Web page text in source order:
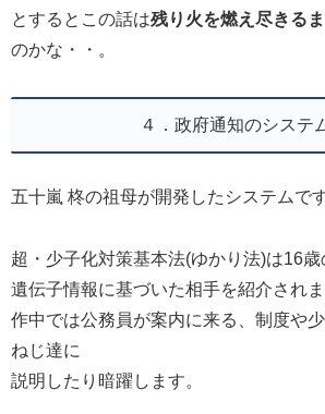
とするとこの話は残り火を燃え尽きる
のかな・・。
４．政府通知のシステ
五十嵐 柊の祖母が開発したシステムです
超・少子化対策基本法(ゆかり法)は16
遺伝子情報に基づいた相手を紹介されま
作中では公務員が案内に来る、制度や
ねじ達に
説明したり暗躍します。